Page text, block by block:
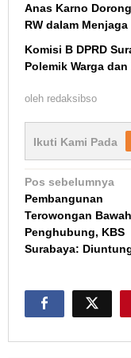
Anas Karno
RW dalam
Komisi B DPRD
Polemik Warga
oleh redaksibso
Ikuti Kami Pada
Navigasi
pos
Pos sebelumnya
Pembangunan
Terowongan
Penghubung, KBS
Surabaya: